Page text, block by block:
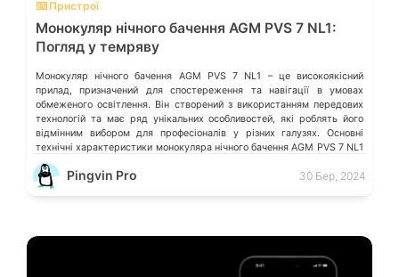
⌨️ Пристрої
Монокуляр нічного бачення AGM PVS 7 NL1:
Погляд у темряву
Монокуляр нічного бачення AGM PVS 7 NL1 – це високоякісний
прилад, призначений для спостереження та навігації в умовах
обмеженого освітлення. Він створений з використанням передових
технологій та має ряд унікальних особливостей, які роблять його
відмінним вибором для професіоналів у різних галузях. Основні
технічні характеристики монокуляра нічного бачення AGM PVS 7 NL1
Оптичне збільшення: 1x Роздільна […]
Pingvin Pro 30 Бер, 2024